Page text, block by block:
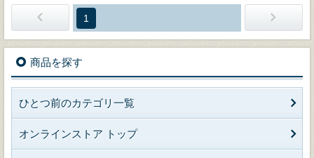
1
商品を探す
ひとつ前のカテゴリ一覧
オンラインストア トップ